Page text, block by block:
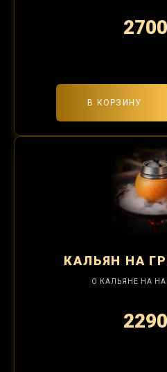
В КОРЗИНУ
КАЛЬЯН НА
О КАЛЬЯНЕ НА НА